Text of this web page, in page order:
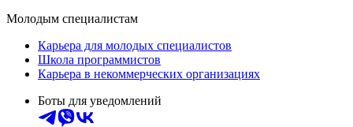
Молодым специалистам
Карьера для молодых специалистов
Школа программистов
Карьера в некоммерческих организациях
Боты для уведомлений